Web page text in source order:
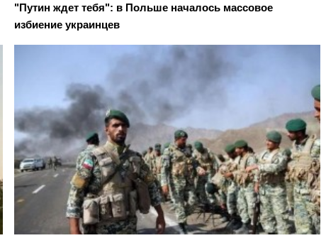
"Путин ждет тебя": в Польше началось массовое
избиение украинцев